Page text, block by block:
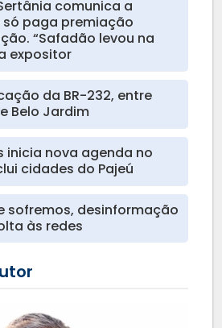
comunica a
paga premiação
“Safadão levou na
expositor
da BR-232, entre
Belo Jardim
inicia nova agenda no
cidades do Pajeú
sofremos, desinformação
às redes